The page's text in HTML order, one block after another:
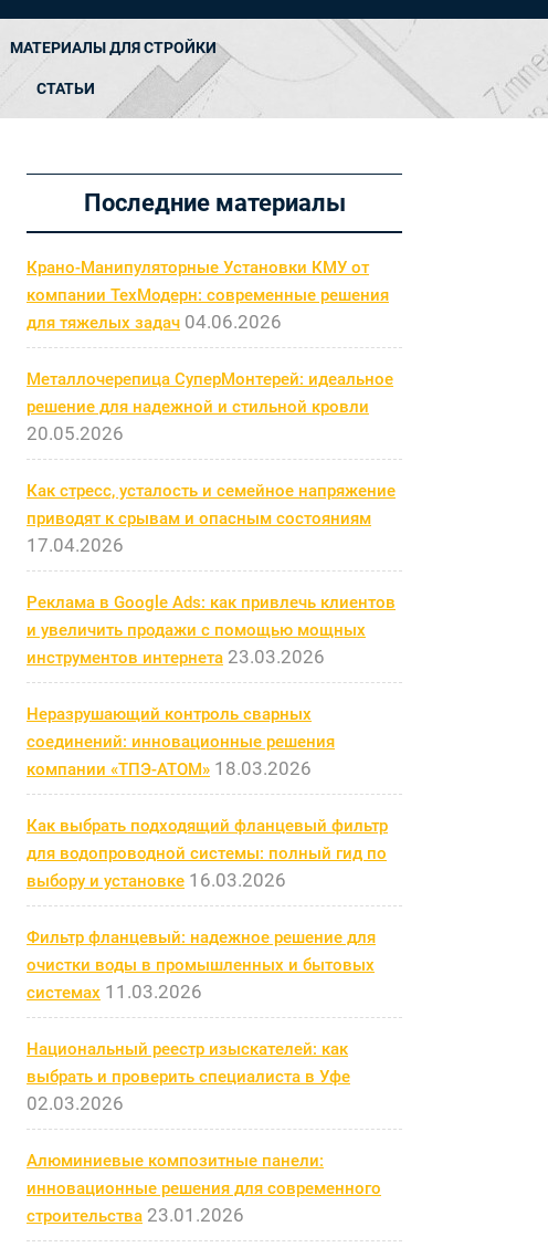
МАТЕРИАЛЫ ДЛЯ СТРОЙКИ
СТАТЬИ
Последние материалы
Крано-Манипуляторные Установки КМУ от
компании ТехМодерн: современные решения
для тяжелых задач 04.06.2026
Металлочерепица СуперМонтерей: идеальное
решение для надежной и стильной кровли
20.05.2026
Как стресс, усталость и семейное напряжение
приводят к срывам и опасным состояниям
17.04.2026
Реклама в Google Ads: как привлечь клиентов
и увеличить продажи с помощью мощных
инструментов интернета 23.03.2026
Неразрушающий контроль сварных
соединений: инновационные решения
компании «ТПЭ-АТОМ» 18.03.2026
Как выбрать подходящий фланцевый фильтр
для водопроводной системы: полный гид по
выбору и установке 16.03.2026
Фильтр фланцевый: надежное решение для
очистки воды в промышленных и бытовых
системах 11.03.2026
Национальный реестр изыскателей: как
выбрать и проверить специалиста в Уфе
02.03.2026
Алюминиевые композитные панели:
инновационные решения для современного
строительства 23.01.2026